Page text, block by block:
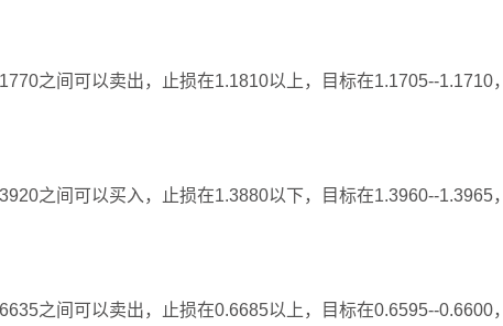
之间可以卖出，止损在1.1810以上，目标在1.1705--1.1710，
之间可以买入，止损在1.3880以下，目标在1.3960--1.3965，
之间可以卖出，止损在0.6685以上，目标在0.6595--0.6600，